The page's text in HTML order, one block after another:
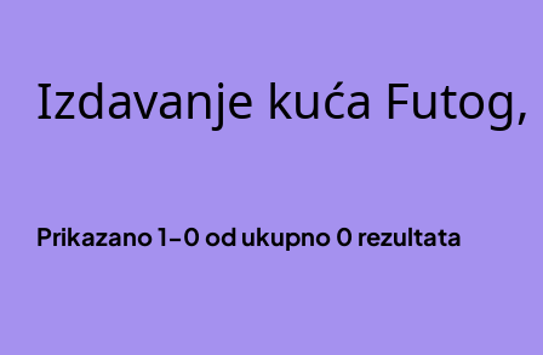
Izdavanje kuća
Prikazano 1-0 od ukupno 0 rezultata